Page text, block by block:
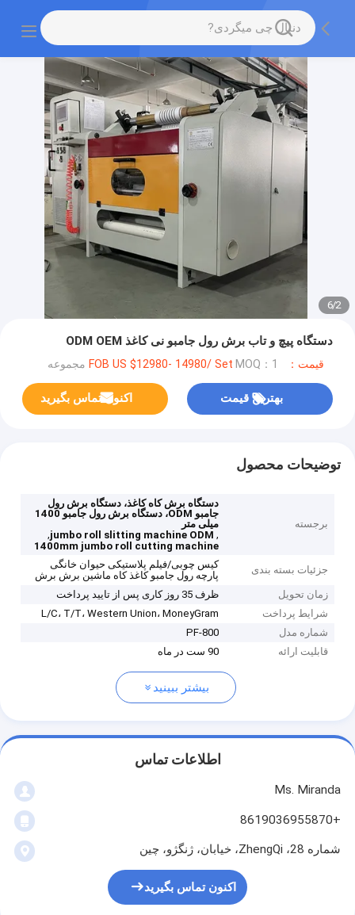
2
/
6
دستگاه پیچ و تاب برش رول جامبو نی کاغذ ODM OEM
قیمت：FOB US $12980- 14980/ Set MOQ：1 مجموعه
بهترین قیمت اکنون تماس بگیرید
توضیحات محصول
برجسته
دستگاه برش کاه کاغذ، دستگاه برش رول
جامبو ODM، دستگاه برش رول جامبو 1400
میلی متر
,
jumbo roll slitting machine ODM
,
1400mm jumbo roll cutting machine
جزئیات بسته بندی
کیس چوبی/فیلم پلاستیکی حیوان خانگی
پارچه رول جامبو کاغذ کاه ماشین برش برش
زمان تحویل
ظرف 35 روز کاری پس از تایید پرداخت
شرایط پرداخت
L/C، T/T، Western Union، MoneyGram
شماره مدل
PF-800
قابلیت ارائه
90 ست در ماه
بیشتر ببینید
اطلاعات تماس
Ms. Miranda
+8619036955870
شماره 28، ZhengQi، خیابان، ژنگژو، چین
اکنون تماس بگیرید